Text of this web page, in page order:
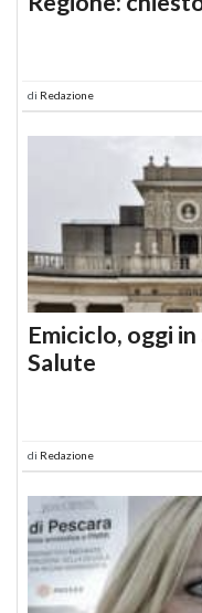
di Redazione
Emiciclo, oggi
Salute
di Redazione